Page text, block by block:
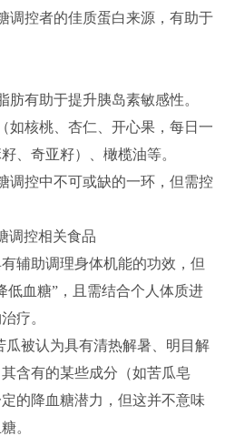
调控者的佳质蛋白来源，有助于
肪有助于提升胰岛素敏感性。
如核桃、杏仁、开心果，每日一
、奇亚籽）、橄榄油等。
调控中不可或缺的一环，但需控
调控相关食品
辅助调理身体机能的功效，但
低血糖”，且需结合个人体质进
疗。
瓜被认为具有清热解暑、明目解
含有的某些成分（如苦瓜皂
的降血糖潜力，但这并不意味
。